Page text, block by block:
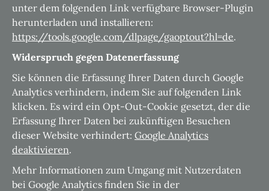
unter dem folgenden Link verfügbare Browser-Plugin
herunterladen und installieren:
https://tools.google.com/dlpage/gaoptout?hl=de.
Widerspruch gegen Datenerfassung
Sie können die Erfassung Ihrer Daten durch Google
Analytics verhindern, indem Sie auf folgenden Link
klicken. Es wird ein Opt-Out-Cookie gesetzt, der die
Erfassung Ihrer Daten bei zukünftigen Besuchen
dieser Website verhindert: Google Analytics
deaktivieren.
Mehr Informationen zum Umgang mit Nutzerdaten
bei Google Analytics finden Sie in der